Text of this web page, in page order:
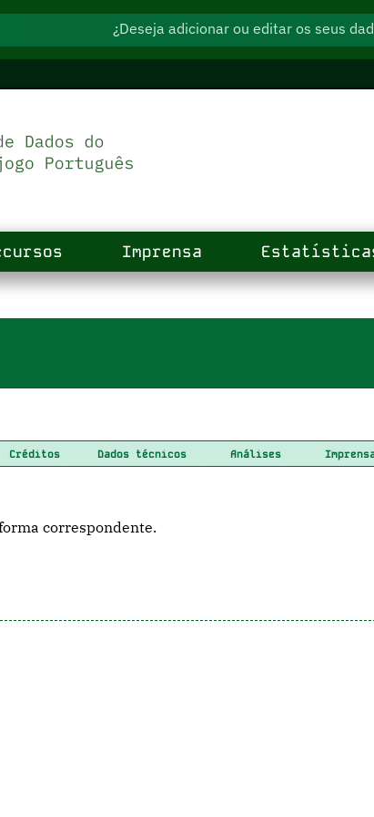
¿Deseja adicionar ou editar os seus
Imprensa
Créditos Dados técnicos Análises
correspondente.